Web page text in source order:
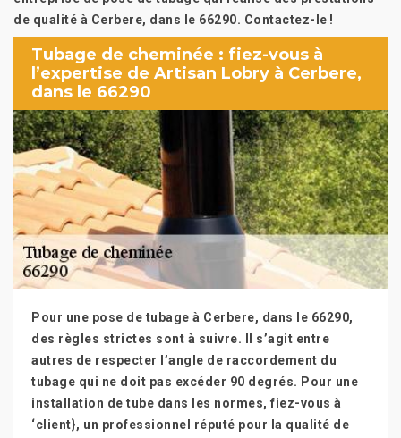
de qualité à Cerbere, dans le 66290. Contactez-le !
Tubage de cheminée : fiez-vous à
l’expertise de Artisan Lobry à Cerbere,
dans le 66290
Pour une pose de tubage à Cerbere, dans le 66290,
des règles strictes sont à suivre. Il s’agit entre
autres de respecter l’angle de raccordement du
tubage qui ne doit pas excéder 90 degrés. Pour une
installation de tube dans les normes, fiez-vous à
‘client}, un professionnel réputé pour la qualité de